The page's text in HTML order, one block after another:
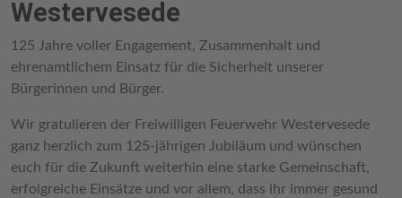
Westervesede
125 Jahre voller Engagement, Zusammenhalt und
ehrenamtlichem Einsatz für die Sicherheit unserer
Bürgerinnen und Bürger.
Wir gratulieren der Freiwilligen Feuerwehr Westervesede
ganz herzlich zum 125-jährigen Jubiläum und wünschen
euch für die Zukunft weiterhin eine starke Gemeinschaft,
erfolgreiche Einsätze und vor allem, dass ihr immer gesund